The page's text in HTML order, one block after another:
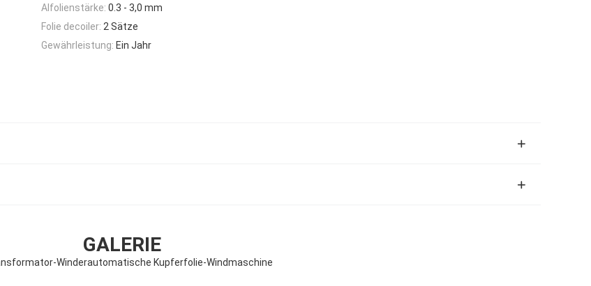
Alfolienstärke: 0.3 - 3,0 mm
Folie decoiler: 2 Sätze
Gewährleistung: Ein Jahr
GALERIE
Winderautomatische Kupferfolie-Windmaschine